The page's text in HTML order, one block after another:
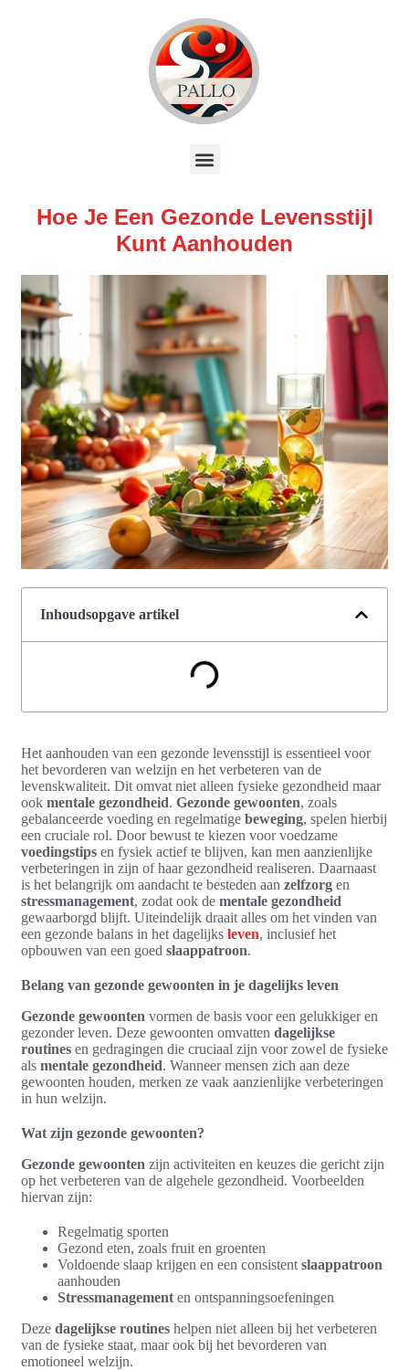
Hoe Je Een Gezonde Levensstijl
Kunt Aanhouden
Inhoudsopgave artikel
Het aanhouden van een gezonde levensstijl is essentieel voor
het bevorderen van welzijn en het verbeteren van de
levenskwaliteit. Dit omvat niet alleen fysieke gezondheid maar
ook mentale gezondheid. Gezonde gewoonten, zoals
gebalanceerde voeding en regelmatige beweging, spelen hierbij
een cruciale rol. Door bewust te kiezen voor voedzame
voedingstips en fysiek actief te blijven, kan men aanzienlijke
verbeteringen in zijn of haar gezondheid realiseren. Daarnaast
is het belangrijk om aandacht te besteden aan zelfzorg en
stressmanagement, zodat ook de mentale gezondheid
gewaarborgd blijft. Uiteindelijk draait alles om het vinden van
een gezonde balans in het dagelijks leven, inclusief het
opbouwen van een goed slaappatroon.
Belang van gezonde gewoonten in je dagelijks leven
Gezonde gewoonten vormen de basis voor een gelukkiger en
gezonder leven. Deze gewoonten omvatten dagelijkse
routines en gedragingen die cruciaal zijn voor zowel de fysieke
als mentale gezondheid. Wanneer mensen zich aan deze
gewoonten houden, merken ze vaak aanzienlijke verbeteringen
in hun welzijn.
Wat zijn gezonde gewoonten?
Gezonde gewoonten zijn activiteiten en keuzes die gericht zijn
op het verbeteren van de algehele gezondheid. Voorbeelden
hiervan zijn:
Regelmatig sporten
Gezond eten, zoals fruit en groenten
Voldoende slaap krijgen en een consistent slaappatroon
aanhouden
Stressmanagement en ontspanningsoefeningen
Deze dagelijkse routines helpen niet alleen bij het verbeteren
van de fysieke staat, maar ook bij het bevorderen van
emotioneel welzijn.